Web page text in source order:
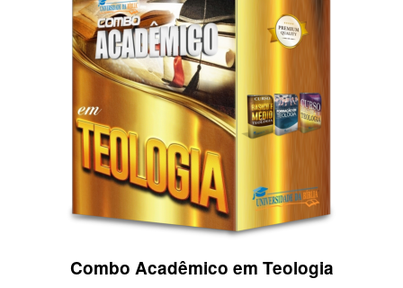
Combo Acadêmico em Teologia